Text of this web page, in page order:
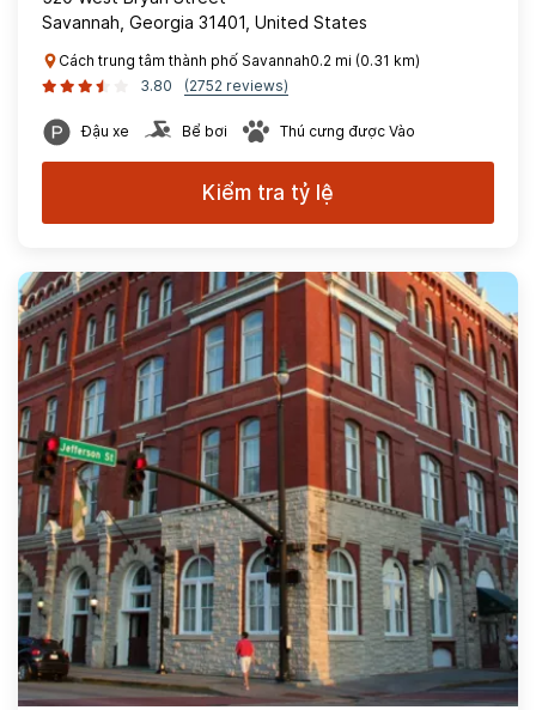
Savannah, Georgia 31401, United States
Cách trung tâm thành phố Savannah0.2 mi (0.31 km)
3.80
(2752 reviews)
Đậu xe Bể bơi Thú cưng được Vào
Kiểm tra tỷ lệ